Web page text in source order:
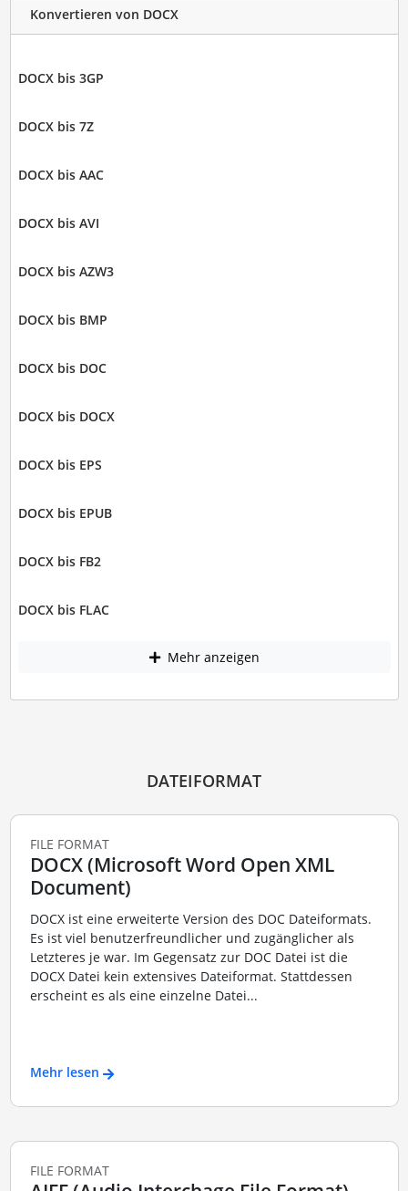
Konvertieren von DOCX
DOCX bis 3GP
DOCX bis 7Z
DOCX bis AAC
DOCX bis AVI
DOCX bis AZW3
DOCX bis BMP
DOCX bis DOC
DOCX bis DOCX
DOCX bis EPS
DOCX bis EPUB
DOCX bis FB2
DOCX bis FLAC
Mehr anzeigen
DATEIFORMAT
FILE FORMAT
DOCX (Microsoft Word Open XML
Document)
DOCX ist eine erweiterte Version des DOC Dateiformats.
Es ist viel benutzerfreundlicher und zugänglicher als
Letzteres je war. Im Gegensatz zur DOC Datei ist die
DOCX Datei kein extensives Dateiformat. Stattdessen
erscheint es als eine einzelne Datei...
Mehr lesen
FILE FORMAT